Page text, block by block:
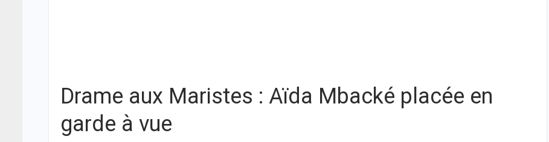
Drame aux Maristes : Aïda Mbacké placée en
garde à vue